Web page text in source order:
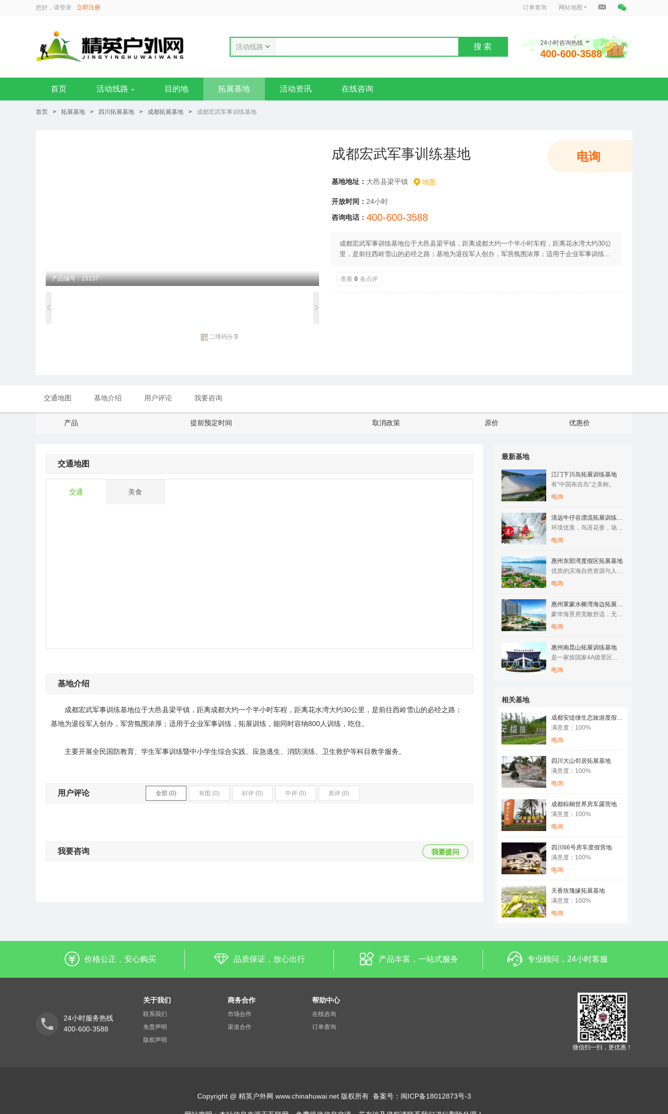
您好，请登录 立即注册 订单查询 网站地图
活动线路 搜 索 24小时咨询热线
400-600-3588
首页 活动线路 目的地 拓展基地 活动资讯 在线咨询
首页 > 拓展基地 > 四川拓展基地 > 成都拓展基地 > 成都宏武军事训练基地
产品编号：15137
二维码分享
电询
成都宏武军事训练基地
基地地址： 大邑县梁平镇 地图
开放时间： 24小时
咨询电话： 400-600-3588
成都宏武军事训练基地位于大邑县梁平镇，距离成都大约一个半小时车程，距离花水湾大约30公
里，是前往西岭雪山的必经之路；基地为退役军人创办，军营氛围浓厚；适用于企业军事训练，
查看 0 条点评
交通地图 基地介绍 用户评论 我要咨询
产品 提前预定时间 取消政策 原价 优惠价
交通地图
交通 美食
基地介绍
成都宏武军事训练基地位于大邑县梁平镇，距离成都大约一个半小时车程，距离花水湾大约30公里，是前往西岭雪山的必经之路；
基地为退役军人创办，军营氛围浓厚；适用于企业军事训练，拓展训练，能同时容纳800人训练，吃住。
主要开展全民国防教育、学生军事训练暨中小学生综合实践、应急逃生、消防演练、卫生救护等科目教学服务。
用户评论 全部 (0) 有图 (0) 好评 (0) 中评 (0) 差评 (0)
我要咨询 我要提问
最新基地
江门下川岛拓展训练基地
有“中国布吉岛”之美称。
电询
清远牛仔谷漂流拓展训练基地
环境优美，鸟语花香，场地空阔，空气清新，纯天然原生态树林/竹…
电询
惠州东部湾度假区拓展基地
优质的滨海自然资源与人文资源，让整个区域拥有了成为国际滨海旅…
电询
惠州莱蒙水榭湾海边拓展训练基地
豪华海景房宽敞舒适，无边际泳游池与海浑然一体，还有专属儿童池…
电询
惠州南昆山拓展训练基地
是一家按国家4A级景区标准建设的综合性旅游度假区。
电询
相关基地
成都安缇缦生态旅游度假基地
满意度：100%
电询
四川大山邻居拓展基地
满意度：100%
电询
成都棕榈世界房车露营地
满意度：100%
电询
四川66号房车度假营地
满意度：100%
电询
天香玫瑰缘拓展基地
满意度：100%
电询
价格公正，安心购买 品质保证，放心出行 产品丰富，一站式服务 专业顾问，24小时客服
24小时服务热线
400-600-3588
关于我们
联系我们
免责声明
版权声明
商务合作
市场合作
渠道合作
帮助中心
在线咨询
订单查询
微信扫一扫，更优惠！
Copyright @ 精英户外网 www.chinahuwai.net 版权所有 备案号： 闽ICP备18012873号-3